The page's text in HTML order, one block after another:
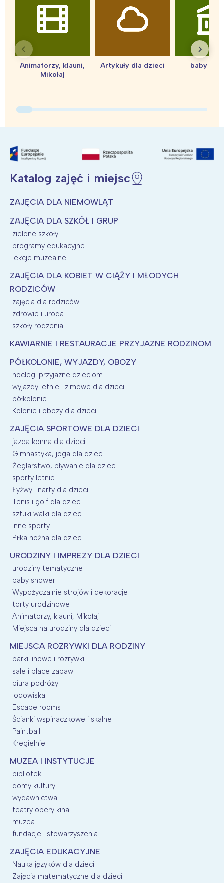
Animatorzy, klauni,
Mikołaj
Artykuły dla dzieci baby
Katalog zajęć i miejsc
ZAJĘCIA DLA NIEMOWLĄT
ZAJĘCIA DLA SZKÓŁ I GRUP
zielone szkoły
programy edukacyjne
lekcje muzealne
ZAJĘCIA DLA KOBIET W CIĄŻY I MŁODYCH
RODZICÓW
zajęcia dla rodziców
zdrowie i uroda
szkoły rodzenia
KAWIARNIE I RESTAURACJE PRZYJAZNE RODZINOM
PÓŁKOLONIE, WYJAZDY, OBOZY
noclegi przyjazne dzieciom
wyjazdy letnie i zimowe dla dzieci
półkolonie
Kolonie i obozy dla dzieci
ZAJĘCIA SPORTOWE DLA DZIECI
jazda konna dla dzieci
Gimnastyka, joga dla dzieci
Żeglarstwo, pływanie dla dzieci
sporty letnie
Łyżwy i narty dla dzieci
Tenis i golf dla dzieci
sztuki walki dla dzieci
inne sporty
Piłka nożna dla dzieci
URODZINY I IMPREZY DLA DZIECI
urodziny tematyczne
baby shower
Wypożyczalnie strojów i dekoracje
torty urodzinowe
Animatorzy, klauni, Mikołaj
Miejsca na urodziny dla dzieci
MIEJSCA ROZRYWKI DLA RODZINY
parki linowe i rozrywki
sale i place zabaw
biura podróży
lodowiska
Escape rooms
Ścianki wspinaczkowe i skalne
Paintball
Kregielnie
MUZEA I INSTYTUCJE
biblioteki
domy kultury
wydawnictwa
teatry opery kina
muzea
fundacje i stowarzyszenia
ZAJĘCIA EDUKACYJNE
Nauka języków dla dzieci
Zajęcia matematyczne dla dzieci
Warszawa
Łódź
Poznań
Wrocław
Śląsk
Kraków
Północ